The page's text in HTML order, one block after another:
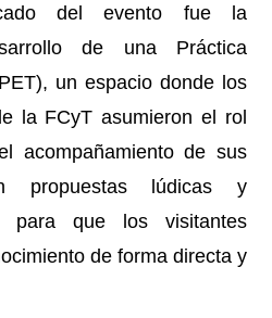
del evento fue la
de una Práctica
un espacio donde los
la FCyT asumieron el rol
acompañamiento de sus
propuestas lúdicas y
para que los visitantes
de forma directa y